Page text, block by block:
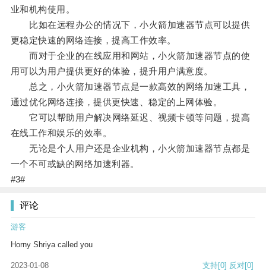
业和机构使用。
比如在远程办公的情况下，小火箭加速器节点可以提供
更稳定快速的网络连接，提高工作效率。
而对于企业的在线应用和网站，小火箭加速器节点的使
用可以为用户提供更好的体验，提升用户满意度。
总之，小火箭加速器节点是一款高效的网络加速工具，
通过优化网络连接，提供更快速、稳定的上网体验。
它可以帮助用户解决网络延迟、视频卡顿等问题，提高
在线工作和娱乐的效率。
无论是个人用户还是企业机构，小火箭加速器节点都是
一个不可或缺的网络加速利器。
#3#
评论
游客
Horny Shriya called you
2023-01-08 支持[0] 反对[0]